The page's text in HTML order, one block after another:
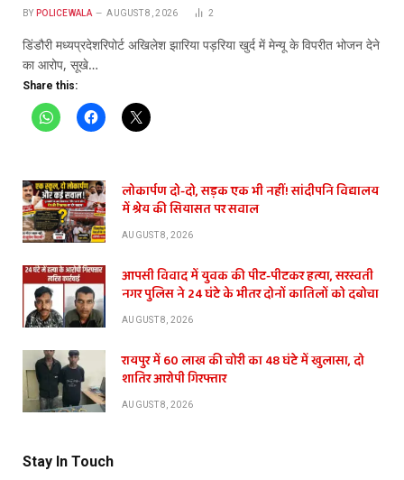
BY POLICEWALA AUGUST 8, 2026 2
डिंडौरी मध्यप्रदेशरिपोर्ट अखिलेश झारिया पड़रिया खुर्द में मेन्यू के विपरीत भोजन देने
का आरोप, सूखे…
Share this:
लोकार्पण दो-दो, सड़क एक भी नहीं! सांदीपनि विद्यालय
में श्रेय की सियासत पर सवाल
AUGUST 8, 2026
आपसी विवाद में युवक की पीट-पीटकर हत्या, सरस्वती
नगर पुलिस ने 24 घंटे के भीतर दोनों कातिलों को दबोचा
AUGUST 8, 2026
रायपुर में 60 लाख की चोरी का 48 घंटे में खुलासा, दो
शातिर आरोपी गिरफ्तार
AUGUST 8, 2026
Stay In Touch